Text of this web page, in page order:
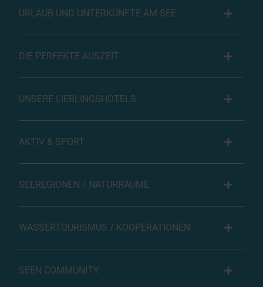
URLAUB UND UNTERKÜNFTE AM SEE
DIE PERFEKTE AUSZEIT
UNSERE LIEBLINGSHOTELS
AKTIV & SPORT
SEEREGIONEN / NATURRÄUME
WASSERTOURISMUS / KOOPERATIONEN
SEEN COMMUNITY